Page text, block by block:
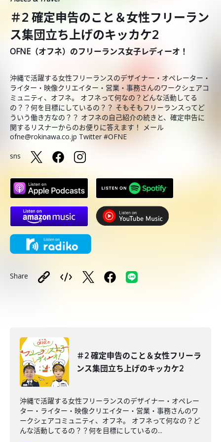
＃2 確定申告のこと＆女性フリーラン
ス集団立ち上げのキッカケ2
OFNE（オフネ）のフリーランス女子レディーオ！
沖縄で活躍する女性フリーランスのデザイナー・オペレーター・
ライター・映像クリエイター・営業・事務さんのワークシェアコ
ミュニティ、オフネ。 オフネって何なの？どんな活動してる
の？？何を目標にしているの？？ そもそもフリーランスってど
ういう働き方なの？？ オフネの自己紹介の続きと、確定申告に
関するリスナーからのお便りに答えます！ メール
ofne@rokinawa.co.jp Twitter #OFNE
sns
Share
＃2 確定申告のこと＆女性フリーラ
ンス集団立ち上げのキッカケ2
沖縄で活躍する女性フリーランスのデザイナー・オペレー
ター・ライター・映像クリエイター・営業・事務さんのワ
ークシェアコミュニティ、オフネ。 オフネって何なの？ど
んな活動してるの？？何を目標にしているの...